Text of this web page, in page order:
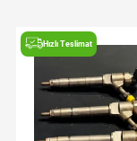
Hızlı Teslimat